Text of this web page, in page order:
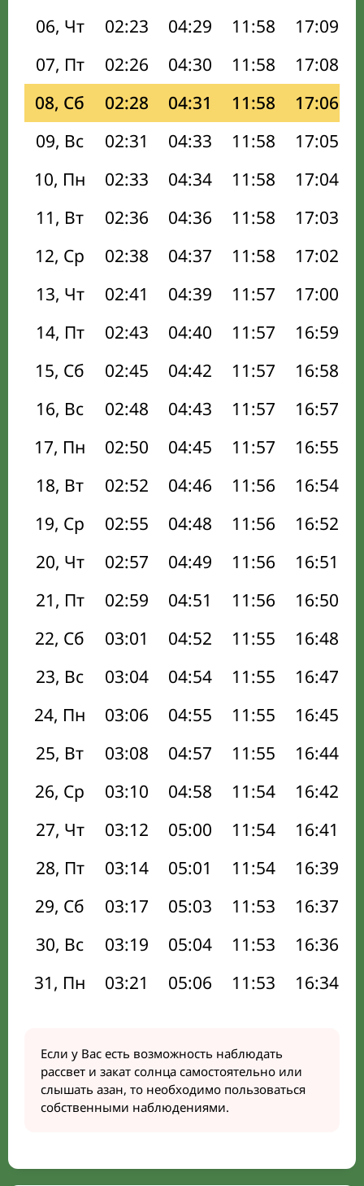
06, Чт
02:23 04:29 11:58 17:09
07, Пт
02:26 04:30 11:58 17:08
08, Сб
02:28 04:31 11:58 17:06
09, Вс
02:31 04:33 11:58 17:05
10, Пн
02:33 04:34 11:58 17:04
11, Вт
02:36 04:36 11:58 17:03
12, Ср
02:38 04:37 11:58 17:02
13, Чт
02:41 04:39 11:57 17:00
14, Пт
02:43 04:40 11:57 16:59
15, Сб
02:45 04:42 11:57 16:58
16, Вс
02:48 04:43 11:57 16:57
17, Пн
02:50 04:45 11:57 16:55
18, Вт
02:52 04:46 11:56 16:54
19, Ср
02:55 04:48 11:56 16:52
20, Чт
02:57 04:49 11:56 16:51
21, Пт
02:59 04:51 11:56 16:50
22, Сб
03:01 04:52 11:55 16:48
23, Вс
03:04 04:54 11:55 16:47
24, Пн
03:06 04:55 11:55 16:45
25, Вт
03:08 04:57 11:55 16:44
26, Ср
03:10 04:58 11:54 16:42
27, Чт
03:12 05:00 11:54 16:41
28, Пт
03:14 05:01 11:54 16:39
29, Сб
03:17 05:03 11:53 16:37
30, Вс
03:19 05:04 11:53 16:36
31, Пн
03:21 05:06 11:53 16:34
Если у Вас есть возможность наблюдать
рассвет и закат солнца самостоятельно или
слышать азан, то необходимо пользоваться
собственными наблюдениями.